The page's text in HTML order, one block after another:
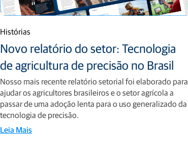
Histórias
Novo relatório do setor: Tecnologia
de agricultura de precisão no Brasil
Nosso mais recente relatório setorial foi elaborado para
ajudar os agricultores brasileiros e o setor agrícola a
passar de uma adoção lenta para o uso generalizado da
tecnologia de precisão.
Leia Mais